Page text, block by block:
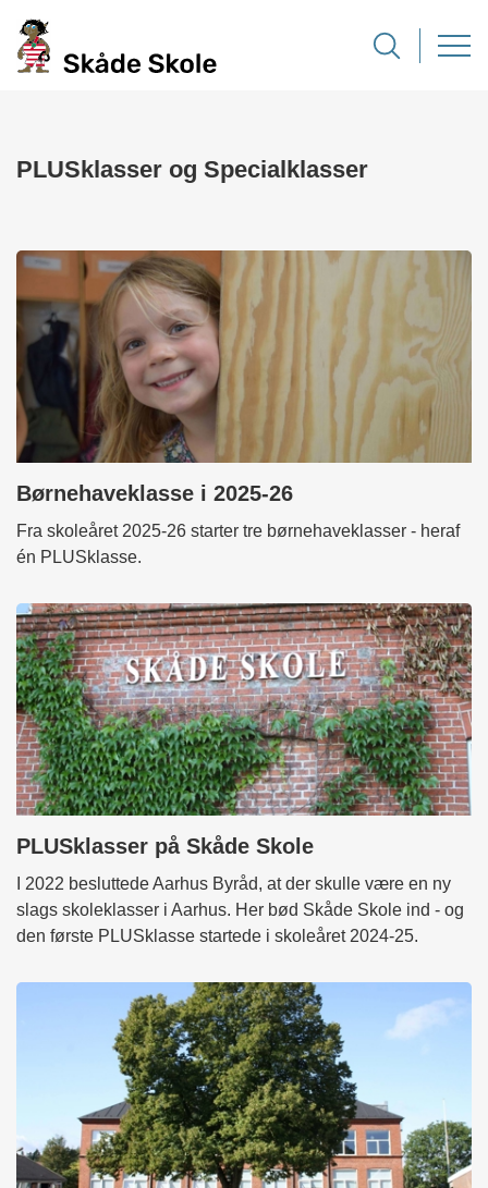
PLUSklasser og Specialklasser
Børnehaveklasse i 2025-26
Fra skoleåret 2025-26 starter tre børnehaveklasser - heraf
én PLUSklasse.
PLUSklasser på Skåde Skole
I 2022 besluttede Aarhus Byråd, at der skulle være en ny
slags skoleklasser i Aarhus. Her bød Skåde Skole ind - og
den første PLUSklasse startede i skoleåret 2024-25.